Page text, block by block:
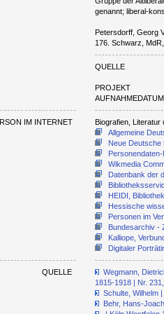
genannt; liberal-
Petersdorff, Georg
176. Schwarz, MdR,
QUELLE
PROJEKT
AUFNAHMEDATUM
IM INTERNET Biografien,
Allgemeine
Neue Deutsche
Wikmedia
Datenbank der
HEIDI,
Hessische
Personen im
Bundesarchiv -
Kalliope,
Digitaler
QUELLE
Wegmann,
1815-1918 | Nr.
Schulte, Wilhelm
Behr, Hans-